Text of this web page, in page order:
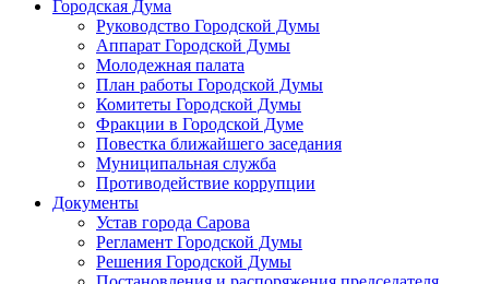
Городская Дума
Руководство Городской Думы
Аппарат Городской Думы
Молодежная палата
План работы Городской Думы
Комитеты Городской Думы
Фракции в Городской Думе
Повестка ближайшего заседания
Муниципальная служба
Противодействие коррупции
Документы
Устав города Сарова
Регламент Городской Думы
Решения Городской Думы